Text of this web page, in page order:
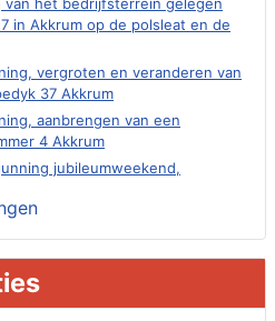
in Akkrum op de polsleat en de
vergroten en veranderen van
37 Akkrum
aanbrengen van een
4 Akkrum
jubileumweekend,
tijdelijk gebruik openbare
sitadel voor nr 6 te Akkrum
tijdelijk gebruik openbare
sitadel voor nr 6 te Akkrum
omgevingsvergunning,